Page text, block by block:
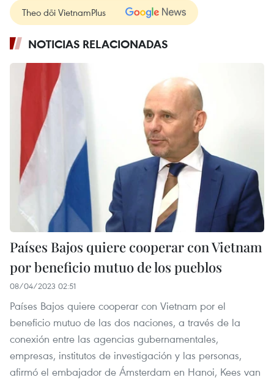
Theo dõi VietnamPlus
NOTICIAS RELACIONADAS
Países Bajos quiere cooperar con Vietnam
por beneficio mutuo de los pueblos
08/04/2023 02:51
Países Bajos quiere cooperar con Vietnam por el
beneficio mutuo de las dos naciones, a través de la
conexión entre las agencias gubernamentales,
empresas, institutos de investigación y las personas,
afirmó el embajador de Ámsterdam en Hanoi, Kees van